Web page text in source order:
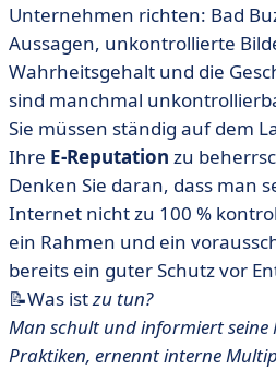
Unternehmen richten: Bad
Aussagen, unkontrollierte
Wahrheitsgehalt und die
sind manchmal
Sie müssen ständig auf dem
Ihre E-Reputation zu
Denken Sie daran, dass man
Internet nicht zu 100 %
ein Rahmen und ein
bereits ein guter Schutz vor
📝Was istzu tun?
Man schult und informiert
Praktiken, ernennt interne